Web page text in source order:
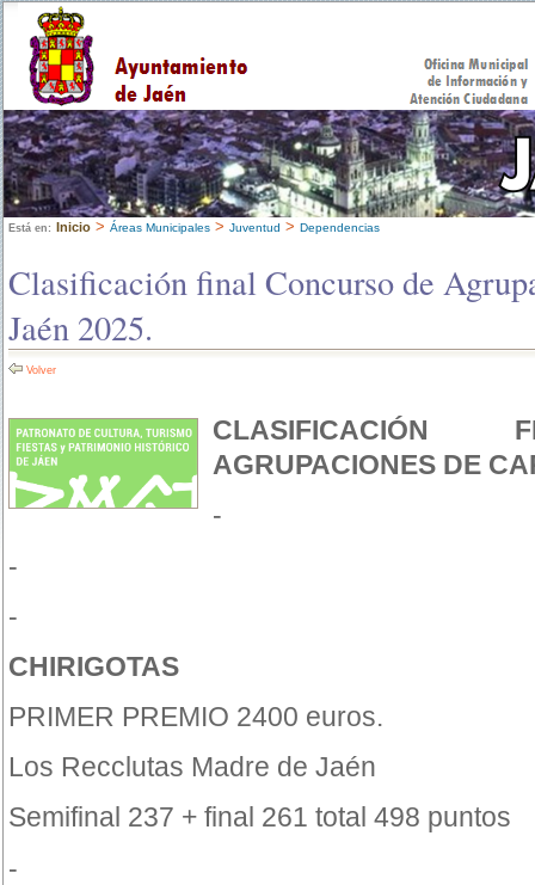
Está en: Inicio > Áreas Municipales > Juventud > Dependencias
Clasificación final Concurso de
Jaén 2025.
Volver
CLASIFICACIÓN
AGRUPACIONES DE
-
-
-
CHIRIGOTAS
PRIMER PREMIO 2400 euros.
Los Recclutas Madre de Jaén
Semifinal 237 + final 261 total 498 puntos
-